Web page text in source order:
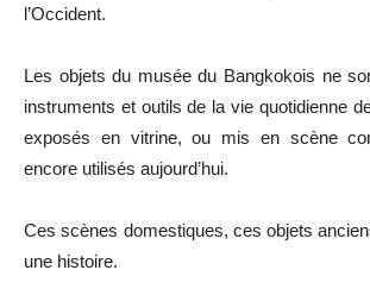
l’Occident.
Les objets du musée du Bangkokois ne
instruments et outils de la vie quotidienne
exposés en vitrine, ou mis en scène
encore utilisés aujourd’hui.
Ces scènes domestiques, ces objets
une histoire.